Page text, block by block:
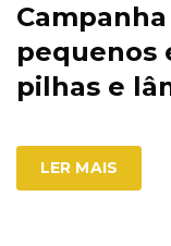
pequenos
pilhas e
LER MAIS